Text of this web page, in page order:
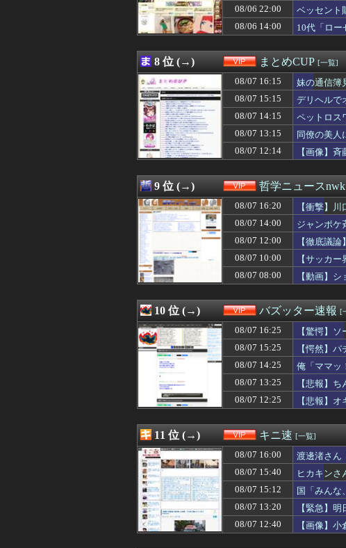
08/07 13:11
【画像】磯山さやかのガ
08/07 13:09
三児のパパ『父さんな
08/07 13:09
【画像あり】ギャル「男
08/07 13:05
【悲報】女性インフルエ
08/07 13:03
【画像】令和のJKさん、
08/07 13:03
【悲報】マチアプで会う
08/07 13:01
居酒屋「6人で長居して
08/07 13:00
【朗報】八田與一容疑
08/07 13:00
【悲報】吉岡里帆さん、
08/07 12:50
積水ハウス「地面師に55
08/07 12:41
【画像】日本のOL、や
08/07 12:40
【画像】小倉ゆうかさん
08/07 12:34
【画像】モーグル女子日
08/07 12:33
FC2ハメ撮り女「パンツ
08/07 12:33
【ｼｺ画像】ドスケベJK
08/07 12:30
【速報】れいわ新選組
08/07 12:26
職場の人妻と不倫をして
【悲報】オキニの嬢に70
08/07 12:22
ラブコメ漫画で応援して
08/07 12:20
【悲報】ディズニーと
08/07 12:18
【衝撃】隣家の室外機、
08/07 12:12
エンジニアと絵師界隈の
08/07 12:12
カップラーメンの替え玉
08/07 12:11
【画像】JK3人組、強風
08/07 12:10
【衝撃動画】令和のJS、
08/07 12:09
【画像】チー牛が好きな
08/07 12:09
【画像】可愛すぎる不登
08/07 12:09
【愛知県警】スマート
08/07 12:03
【動画】美少女4人組の
08/07 12:03
【朗報】檜山沙耶に代わ
08/07 12:01
【朗報】Amazon、汗が
08/07 12:00
【徹底議論】近代日本史
08/07 12:00
霊感あるとか言ってる奴
08/07 12:00
【画像】台風15号「チ
08/07 11:57
結婚式の作法、注意点な
08/07 11:56
れいわ信者「“れいわ信
08/07 11:47
もう横浜拘置所には行き
08/07 11:42
QRコード決済やタブレ
08/07 11:41
【画像】美人ママ、息子
08/06 22:00
ベッセント
08/06 14:00
10代「ロー
8 位 (→) まとめCUP [一覧]
08/07 16:15
妹の通信簿
08/07 15:15
デリヘルで
08/07 14:15
ペットロス
08/07 13:15
同僚の美人
08/07 12:14
【画像】
9 位 (→) 哲学ニュースnwk
08/07 16:20
【衝撃】
08/07 14:00
ジャンポケ
08/07 12:00
【徹底議
08/07 10:00
【サッカ
る
08/07 08:00 【動画】
10 位 (→) バズッター速報 [
08/07 16:25
【驚愕】
08/07 15:25
【愕然】
08/07 14:25
俺「ママッ
08/07 13:25
【悲報】
08/07 12:25
【悲報】
11 位 (→) キニ速 [一覧]
08/07 16:00
渡邊渚さん
08/07 15:40
ヒカキンさ
08/07 15:12
国「みんな
08/07 13:20
【緊急】
08/07 12:40
【画像】